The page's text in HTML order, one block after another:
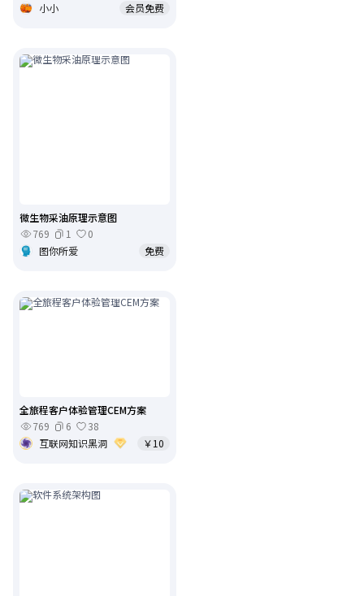
小小 会员免费
微生物采油原理示意图
769
1
0
图你所爱
免费
全旅程客户体验管理CEM方案
769
6
38
互联网知识黑洞
￥10